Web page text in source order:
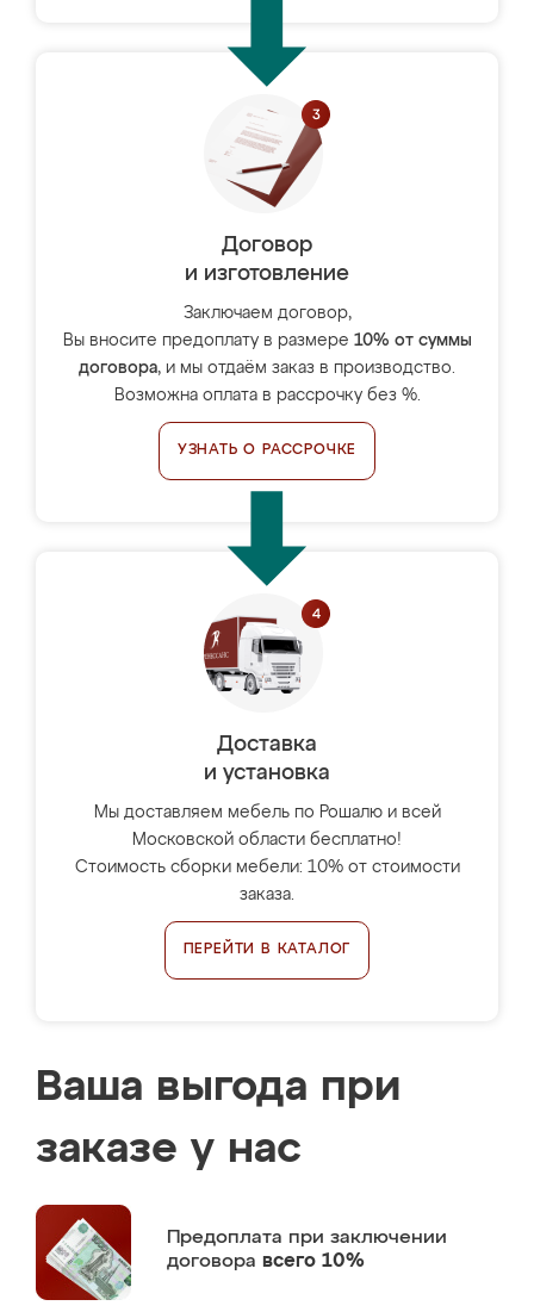
Договор
и изготовление
Заключаем договор,
Вы вносите предоплату в размере 10% от суммы
договора, и мы отдаём заказ в производство.
Возможна оплата в рассрочку без %.
УЗНАТЬ О РАССРОЧКЕ
Доставка
и установка
Мы доставляем мебель по Рошалю и всей
Московской области бесплатно!
Стоимость сборки мебели: 10% от стоимости
заказа.
ПЕРЕЙТИ В КАТАЛОГ
Ваша выгода при
заказе у нас
Предоплата при заключении
договора всего 10%